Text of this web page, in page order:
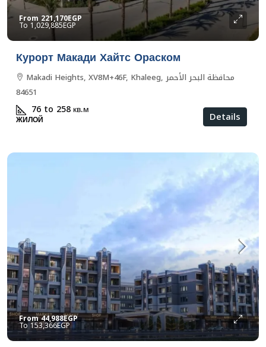
From 221,170EGP
1,029,885EGP
Курорт Макади Хайтс Ораском
Makadi Heights, XV8M+46F, Khaleeg, محافظة البحر الأحمر
84651
76 to 258кв.м
ЖИЛОЙ Details
From44,988EGP
153,366EGP